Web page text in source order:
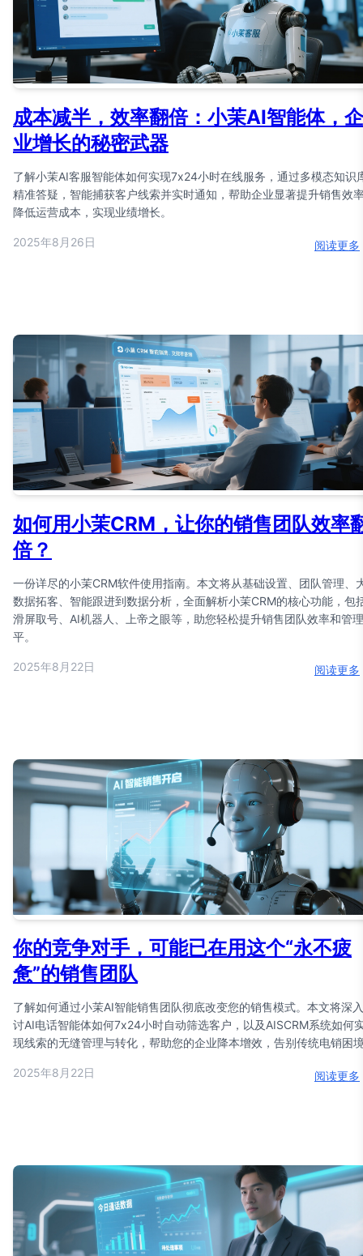
成本减半，效率翻倍：小茉AI智能体，企
业增长的秘密武器
了解小茉AI客服智能体如何实现7x24小时在线服务，通过多模态知识
精准答疑，智能捕获客户线索并实时通知，帮助企业显著提升销售效
降低运营成本，实现业绩增长。
2025年8月26日 阅读更多
如何用小茉CRM，让你的销售团队效率
倍？
一份详尽的小茉CRM软件使用指南。本文将从基础设置、团队管理、
数据拓客、智能跟进到数据分析，全面解析小茉CRM的核心功能，包
滑屏取号、AI机器人、上帝之眼等，助您轻松提升销售团队效率和管
平。
2025年8月22日 阅读更多
你的竞争对手，可能已在用这个“永不疲
惫”的销售团队
了解如何通过小茉AI智能销售团队彻底改变您的销售模式。本文将深
讨AI电话智能体如何7x24小时自动筛选客户，以及AISCRM系统如何
现线索的无缝管理与转化，帮助您的企业降本增效，告别传统电销困
2025年8月22日 阅读更多